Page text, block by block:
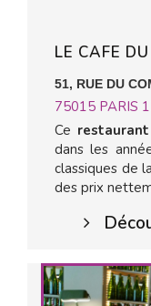
LE CAFE
51, RUE DU
75015 PARIS
Ce
dans les
classiques de
des prix